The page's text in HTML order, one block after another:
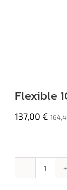
Flexible
137,00 €